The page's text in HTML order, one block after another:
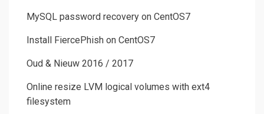
MySQL password recovery on CentOS7
Install FiercePhish on CentOS7
Oud & Nieuw 2016 / 2017
Online resize LVM logical volumes with ext4
filesystem